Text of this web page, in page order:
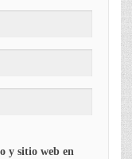
y sitio web en